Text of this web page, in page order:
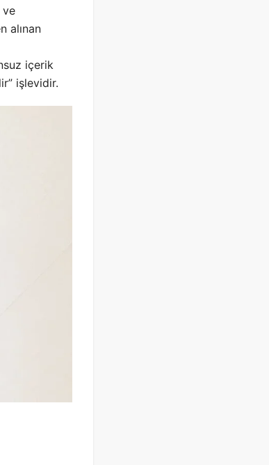
ve
alınan
içerik
işlevidir.